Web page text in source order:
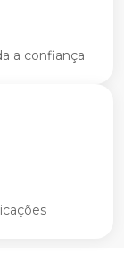
a confiança